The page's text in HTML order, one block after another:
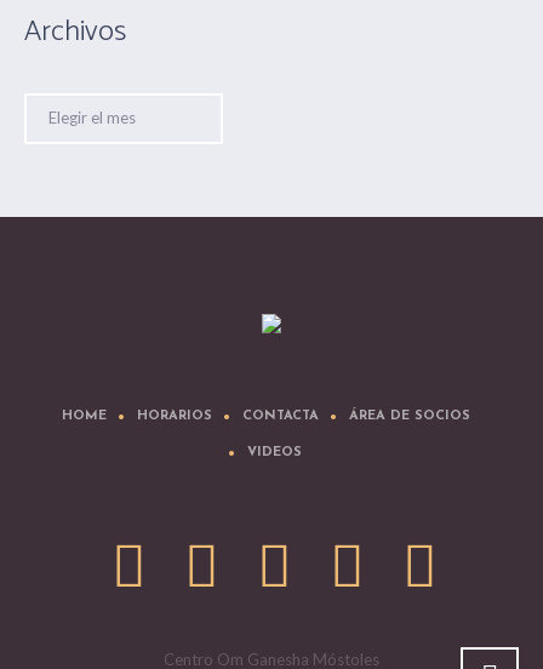
Archivos
HOME HORARIOS CONTACTA ÁREA DE SOCIOS
VIDEOS
Centro Om Ganesha Móstoles